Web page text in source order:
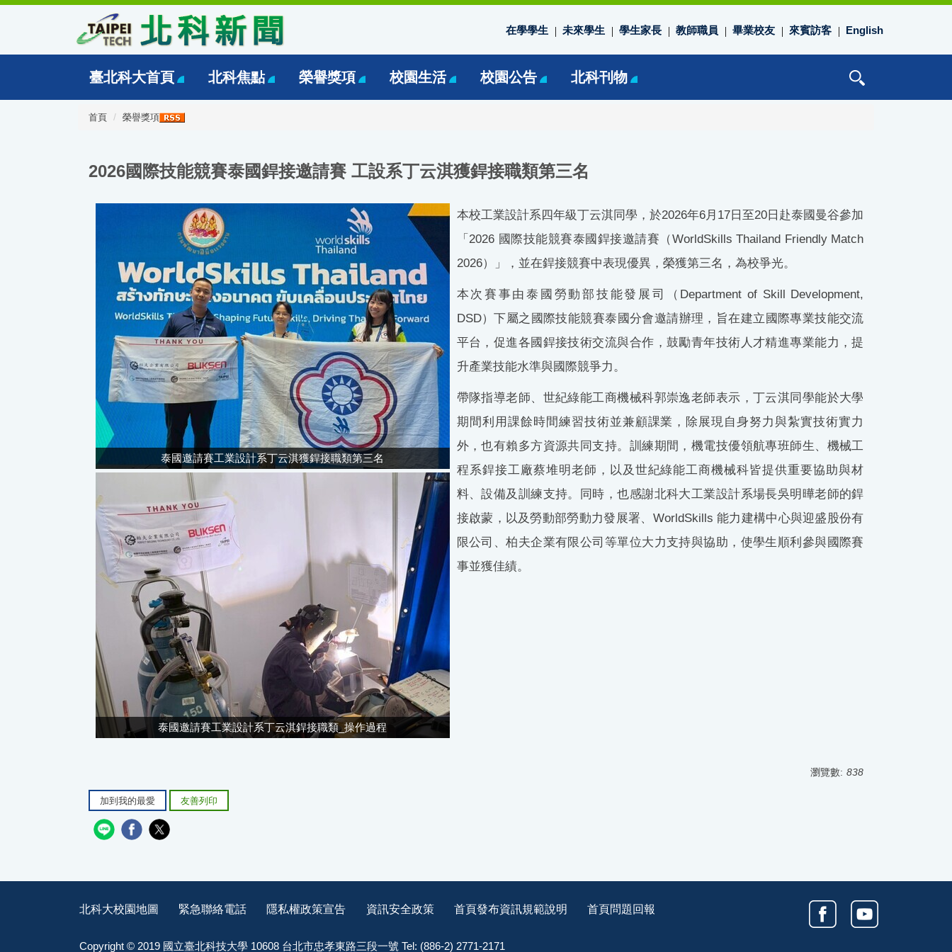
要
臺北科大首頁 北科焦點 榮譽獎項 校園生活 校園公告 北科刊物
在學學生 未來學生 學生家長 教師職員 畢業校友 來賓訪客 English
首頁 榮譽獎項
2026國際技能競賽泰國銲接邀請賽 工設系丁云淇獲銲接職類第三名
泰國邀請賽工業設計系丁云淇獲銲接職類第三名
泰國邀請賽工業設計系丁云淇銲接職類_操作過程
本校工業設計系四年級丁云淇同學，於2026年6月 17 日至20 日赴泰國曼谷參加
「 2026 國際技能競賽泰國銲接邀請賽（WorldSkills Thailand Friendly Match
2026）」，並在銲接競賽中表現優異，榮獲第三名，為校爭光。
本次賽事由泰國勞動部技能發展司（ Department of Skill Development,
DSD）下屬之國際技能競賽泰國分會邀請辦理，旨在建立國際專業技能交流
平台，促進各國銲接技術交流與合作，鼓勵青年技術人才精進專業能力，提
升產業技能水準與國際競爭力。
帶隊指導老師、世紀綠能工商機械科郭崇逸老師表示，丁云淇同學能於大學
期間利用課餘時間練習技術並兼顧課業，除展現自身努力與紮實技術實力
外，也有賴多方資源共同支持。訓練期間，機電技優領航專班師生、機械工
程系銲接工廠蔡堆明老師，以及世紀綠能工商機械科皆提供重要協助與材
料、設備及訓練支持。同時，也感謝北科大工業設計系場長吳明曄老師的銲
接啟蒙，以及勞動部勞動力發展署、WorldSkills 能力建構中心與迎盛股份有
限公司、柏夫企業有限公司等單位大力支持與協助，使學生順利參與國際賽
事並獲佳績。
瀏覽數: 838
加到我的最愛 友善列印
北科大校園地圖 緊急聯絡電話 隱私權政策宣告 資訊安全政策 首頁發布資訊規範說明 首頁問題回報
Copyright © 2019 國立臺北科技大學 10608 台北市忠孝東路三段一號 Tel: (886-2) 2771-2171